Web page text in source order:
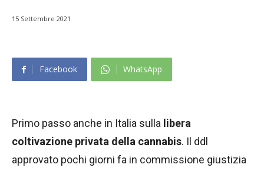
15 Settembre 2021
Facebook WhatsApp
Primo passo anche in Italia sulla libera
coltivazione privata della cannabis. Il ddl
approvato pochi giorni fa in commissione giustizia